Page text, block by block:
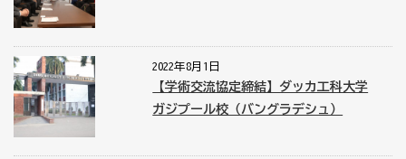
2022年8月1日
【学術交流協定締結】ダッカ工科大学
ガジプール校（バングラデシュ）